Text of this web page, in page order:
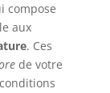
compose
aux
. Ces
de votre